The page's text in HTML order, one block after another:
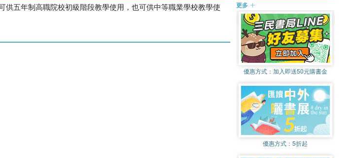
供五年制高職院校初級階段教學使用，也可供中等職業學校教學使
更多
優惠方式： 加入即送50元購書金
優惠方式：5折起